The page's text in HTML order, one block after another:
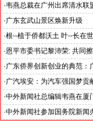
--中外新闻社参加海外华文
·韦燕总裁在广州出席清水联
·广东玄武山景区焕新升级
·根--植于侨都沃土 叶--长在
·恩平市委书记黎沛荣: 共同
·广东侨界创新创业的典范：
·广汽埃安：为汽车强国梦贡
·中外新闻社总编辑韦燕在厦
·中外新闻社参加国务院新闻